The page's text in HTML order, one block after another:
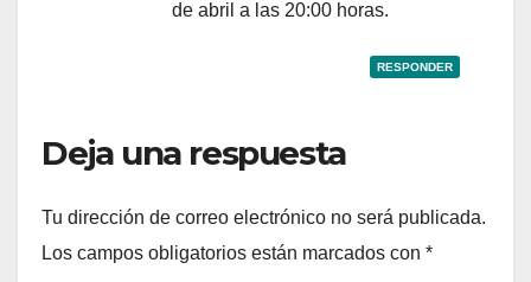
de abril a las 20:00 horas.
RESPONDER
Deja una respuesta
Tu dirección de correo electrónico no será publicada.
Los campos obligatorios están marcados con *